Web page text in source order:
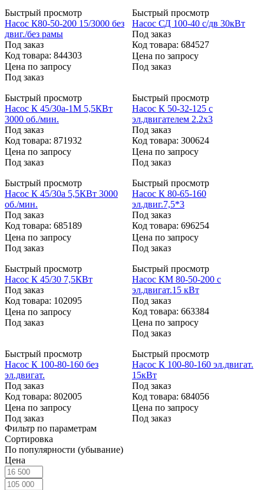
Быстрый просмотр
Насос К80-50-200 15/3000 без
двиг./без рамы
Под заказ
Код товара: 844303
Цена по запросу
Под заказ
Быстрый просмотр
Насос СД 100-40 с/дв 30кВт
Под заказ
Код товара: 684527
Цена по запросу
Под заказ
Быстрый просмотр
Насос К 45/30а-1М 5,5КВт
3000 об./мин.
Под заказ
Код товара: 871932
Цена по запросу
Под заказ
Быстрый просмотр
Насос К 50-32-125 с
эл.двигателем 2.2х3
Под заказ
Код товара: 300624
Цена по запросу
Под заказ
Быстрый просмотр
Насос К 45/30а 5,5КВт 3000
об./мин.
Под заказ
Код товара: 685189
Цена по запросу
Под заказ
Быстрый просмотр
Насос К 80-65-160
эл.двиг.7,5*3
Под заказ
Код товара: 696254
Цена по запросу
Под заказ
Быстрый просмотр
Насос К 45/30 7,5КВт
Под заказ
Код товара: 102095
Цена по запросу
Под заказ
Быстрый просмотр
Насос КМ 80-50-200 с
эл.двигат.15 кВт
Под заказ
Код товара: 663384
Цена по запросу
Под заказ
Быстрый просмотр
Насос К 100-80-160 без
эл.двигат.
Под заказ
Код товара: 802005
Цена по запросу
Под заказ
Быстрый просмотр
Насос К 100-80-160 эл.двигат.
15кВт
Под заказ
Код товара: 684056
Цена по запросу
Под заказ
Фильтр по параметрам
Сортировка
По популярности (убывание)
Цена